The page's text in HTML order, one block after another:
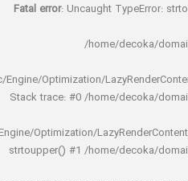
Fatal error : Uncaught
/home/
rocket/inc/Engine/Optimization/
Stack trace: #0 /home/
rocket/inc/Engine/Optimization/
strtoupper() #1 /home/